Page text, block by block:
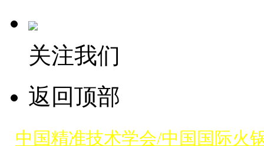
关注我们
返回顶部
中国精准技术学会/中国国际火